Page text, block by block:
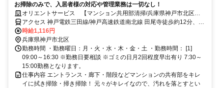
お掃除のみで、入居者様の対応や管理業務は一切なし！
オリエントサービス 【マンション共用部清掃/兵庫県神戸市北区藤
原台北町】
アクセス 神戸電鉄三田線/神戸高速鉄道南北線 田尾寺徒歩約12分、神
戸電鉄三田線/神戸高速鉄道南北線 岡場徒歩約19分、神戸電鉄三田線/
神戸高速鉄道南北線 二郎徒歩約36分 神戸電鉄「田尾寺」駅徒歩13分/
岡場駅から神姫バス68系統「藤原台北町4丁目」下車徒歩3分
時給1,116円
兵庫県神戸市北区
勤務時間 ・勤務曜日：月・火・水・木・金・土 ・勤務時間： [1]
09:00～16:30 ※勤務日要相談 ※ゴミの日月2回程度早出有り 7:30～
15:00勤務となります。
仕事内容 エントランス・廊下・階段などマンションの共有部をキレ
イに拭き掃除・掃き掃除！ 元々がキレイなので、汚れを落とすとい